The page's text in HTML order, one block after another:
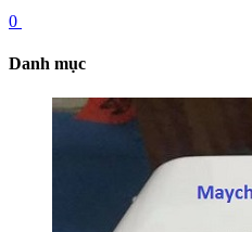
0
Danh mục